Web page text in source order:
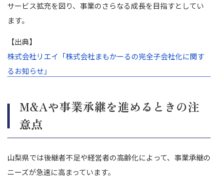
サービス拡充を図り、事業のさらなる成長を目指すとしてい
ます。
【出典】
株式会社リエイ「株式会社まもかーるの完全子会社化に関す
るお知らせ」
M&Aや事業承継を進めるときの注
意点
山梨県では後継者不足や経営者の高齢化によって、事業承継の
ニーズが急速に高まっています。